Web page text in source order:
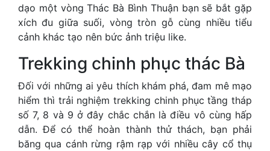
dạo một vòng Thác Bà Bình Thuận bạn sẽ bắt gặp
xích đu giữa suối, vòng tròn gỗ cùng nhiều tiểu
cảnh khác tạo nên bức ảnh triệu like.
Trekking chinh phục thác Bà
Đối với những ai yêu thích khám phá, đam mê mạo
hiểm thì trải nghiệm trekking chinh phục tầng tháp
số 7, 8 và 9 ở đây chắc chắn là điều vô cùng hấp
dẫn. Để có thể hoàn thành thử thách, bạn phải
băng qua cánh rừng rậm rạp với nhiều cây cổ thụ